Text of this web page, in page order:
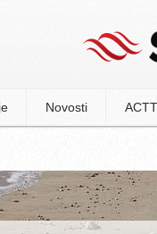
Novosti